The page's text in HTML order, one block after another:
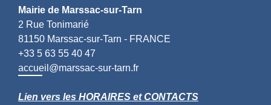
Mairie de Marssac-sur-Tarn
2 Rue Tonimarié
81150 Marssac-sur-Tarn - FRANCE
+33 5 63 55 40 47
accueil@marssac-sur-tarn.fr
Lien vers les HORAIRES et CONTACTS